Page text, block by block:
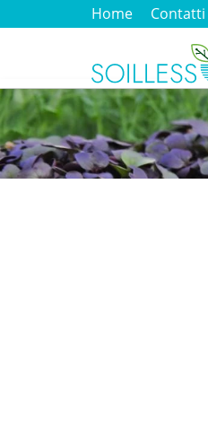
Home Contatti